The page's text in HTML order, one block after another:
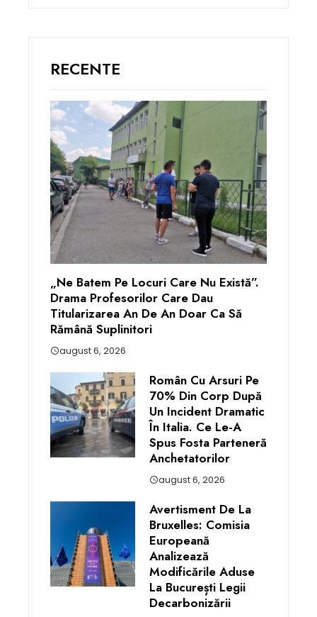
RECENTE
„Ne Batem Pe Locuri Care Nu Există”.
Drama Profesorilor Care Dau
Titularizarea An De An Doar Ca Să
Rămână Suplinitori
august 6, 2026
Român Cu Arsuri Pe
70% Din Corp După
Un Incident Dramatic
În Italia. Ce Le-A
Spus Fosta Parteneră
Anchetatorilor
august 6, 2026
Avertisment De La
Bruxelles: Comisia
Europeană
Analizează
Modificările Aduse
La București Legii
Decarbonizării